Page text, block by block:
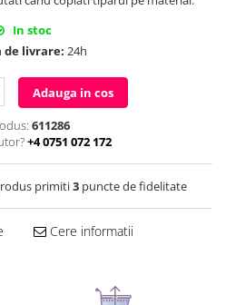
In stoc
de livrare: 24h
Adauga in cos
611286
+4 0751 072 172
primiti3 puncte de fidelitate
Cere informatii